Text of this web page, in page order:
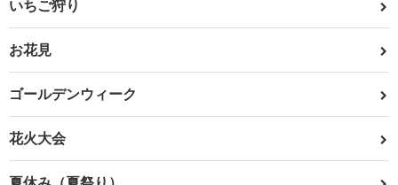
いちご狩り
お花見
ゴールデンウィーク
花火大会